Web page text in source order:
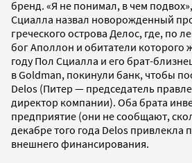
бренд. «Я не понимал, в чем
Сциалла назвал новорожденный
греческого острова Делос, где, по
бог Аполлон и обитатели которого
году Пол Сциалла и его брат-
в Goldman, покинули банк, чтобы
Delos (Питер — председатель
директор компании). Оба брата
предприятие (они не сообщают,
декабре того года Delos привлекла
внешнего финансирования.